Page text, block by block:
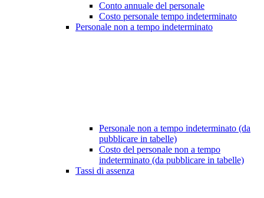
Conto annuale del personale
Costo personale tempo indeterminato
Personale non a tempo indeterminato
Personale non a tempo indeterminato (da
pubblicare in tabelle)
Costo del personale non a tempo
indeterminato (da pubblicare in tabelle)
Tassi di assenza